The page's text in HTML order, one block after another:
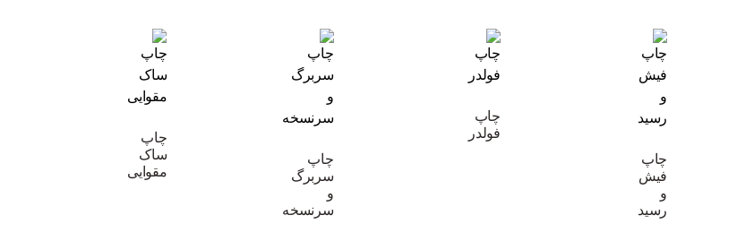
چاپ
فیش
و
رسید
چاپ
فولدر
چاپ
سربرگ
و
سرنسخه
چاپ
ساک
مقوایی